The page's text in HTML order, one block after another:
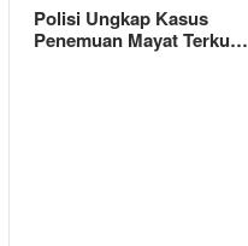
Polisi Ungkap Kasus
Penemuan Mayat Terku…